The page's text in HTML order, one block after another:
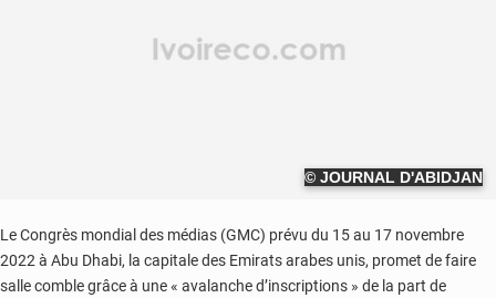
© JOURNAL D'ABIDJAN
Le Congrès mondial des médias (GMC) prévu du 15 au 17 novembre
2022 à Abu Dhabi, la capitale des Emirats arabes unis, promet de faire
salle comble grâce à une « avalanche d’inscriptions » de la part de